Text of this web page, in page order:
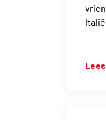
Italië.